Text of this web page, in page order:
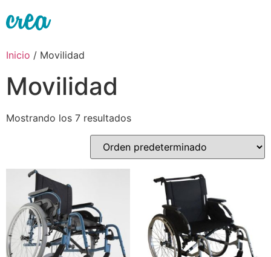
al
Inicio / Movilidad
Movilidad
Mostrando los 7 resultados